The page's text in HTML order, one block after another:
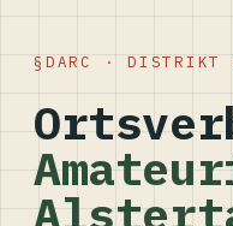
DARC · DISTRIKT